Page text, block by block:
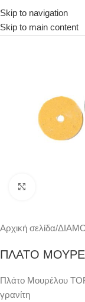
Skip to navigation
Skip to main content
Αρχική σελίδα
ΠΛΑΤΟ
Πλάτο Μουρέλου
γρανίτη